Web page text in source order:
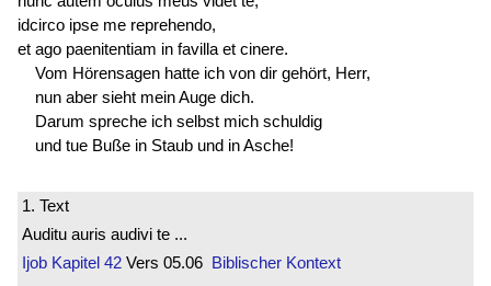
idcirco ipse me reprehendo,
et ago paenitentiam in favilla et cinere.
Vom Hörensagen hatte ich von dir gehört, Herr,
nun aber sieht mein Auge dich.
Darum spreche ich selbst mich schuldig
und tue Buße in Staub und in Asche!
1. Text
Auditu auris audivi te ...
Ijob Kapitel 42 Vers 05.06 Biblischer Kontext